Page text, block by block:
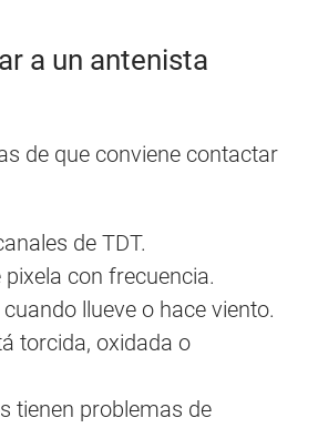
a un antenista
de que conviene contactar
de TDT.
con frecuencia.
llueve o hace viento.
torcida, oxidada o
tienen problemas de